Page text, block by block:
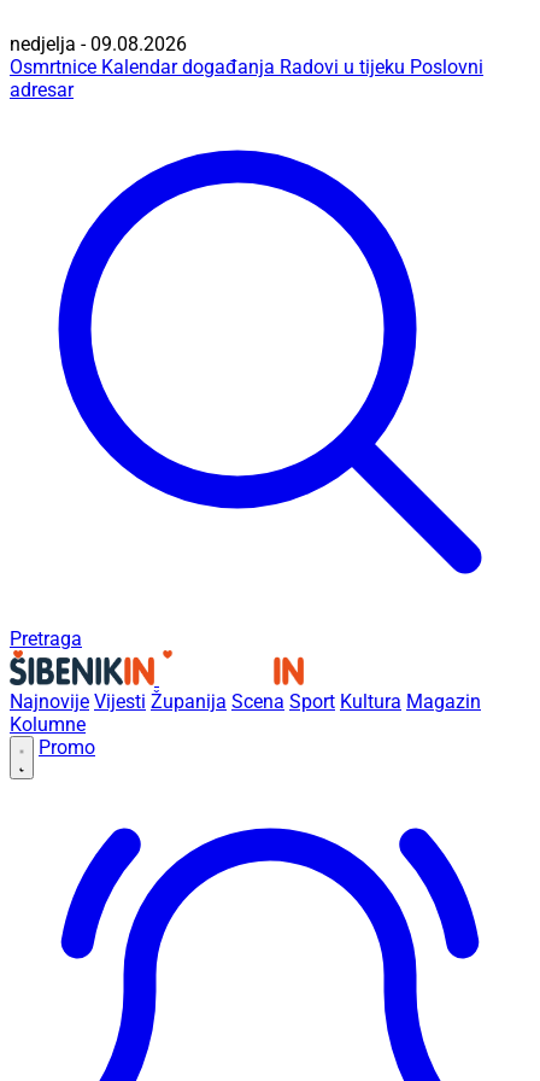
nedjelja - 09.08.2026
Osmrtnice Kalendar događanja Radovi u tijeku Poslovni
adresar
Pretraga
Najnovije Vijesti Županija Scena Sport Kultura Magazin
Kolumne
Promo